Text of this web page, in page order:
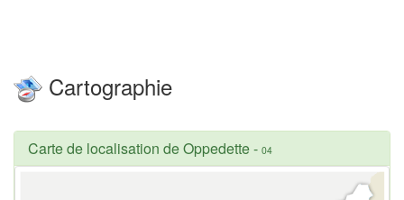
Cartographie
Carte de localisation de Oppedette- 04